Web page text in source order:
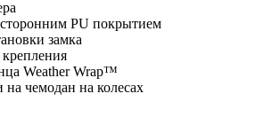
PU покрытием
замка
Weather Wrap™
чемодан на колесах